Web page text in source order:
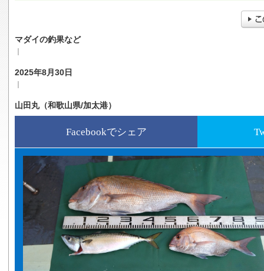
マダイの釣果など
2025年8月30日
山田丸（和歌山県/加太港）
Facebookでシェア